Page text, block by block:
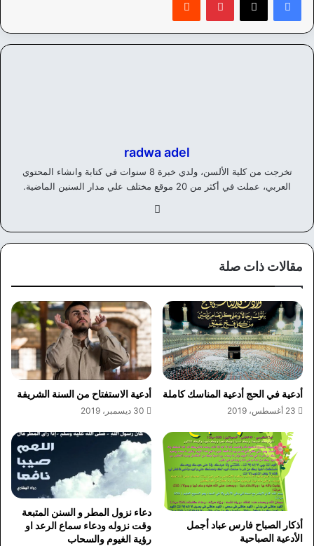
radwa adel
تخرجت من كلية الألسن، ولدي خبرة 8 سنوات في كتابة وانشاء المحتوي
العربي، عملت في أكثر من 20 موقع مختلف علي مدار السنين الماضية.
وك
مقالات ذات صلة
أدعية في الحج أدعية المناسك كاملة
23 أغسطس، 2019
أدعية الاستفتاح من السنة الشريفة
30 ديسمبر، 2019
أذكار الصباح فارس عباد أجمل
الأدعية الصباحية
دعاء نزول المطر و السنن المتبعة
وقت نزوله ودعاء سماع الرعد او
رؤية الغيوم والسحاب